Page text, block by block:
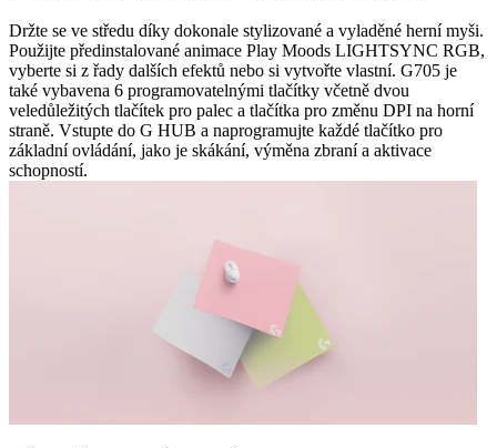
Držte se ve středu díky dokonale stylizované a vyladěné herní myši.
Použijte předinstalované animace Play Moods LIGHTSYNC RGB,
vyberte si z řady dalších efektů nebo si vytvořte vlastní. G705 je
také vybavena 6 programovatelnými tlačítky včetně dvou
veledůležitých tlačítek pro palec a tlačítka pro změnu DPI na horní
straně. Vstupte do G HUB a naprogramujte každé tlačítko pro
základní ovládání, jako je skákání, výměna zbraní a aktivace
schopností.